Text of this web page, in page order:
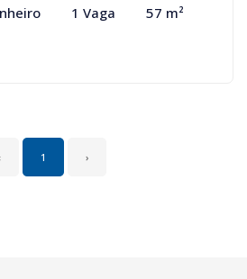
1 Vaga 57 m²
1 ›